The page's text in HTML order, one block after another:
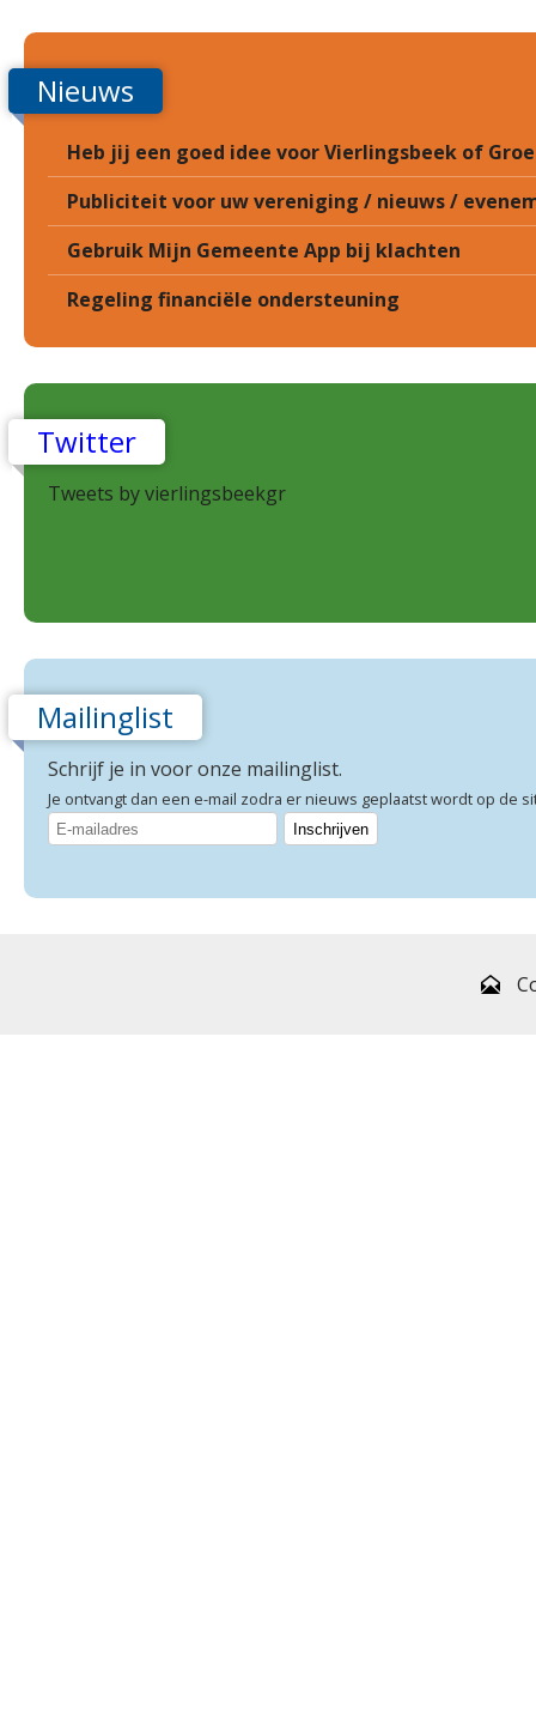
Nieuws
Heb jij een goed idee voor Vierlingsbeek of
Publiciteit voor uw vereniging / nieuws /
Gebruik Mijn Gemeente App bij klachten
Regeling financiële ondersteuning
Twitter
Tweets by vierlingsbeekgr
Mailinglist
Schrijf je in voor onze mailinglist.
Je ontvangt dan een e-mail zodra er nieuws geplaatst wordt op de